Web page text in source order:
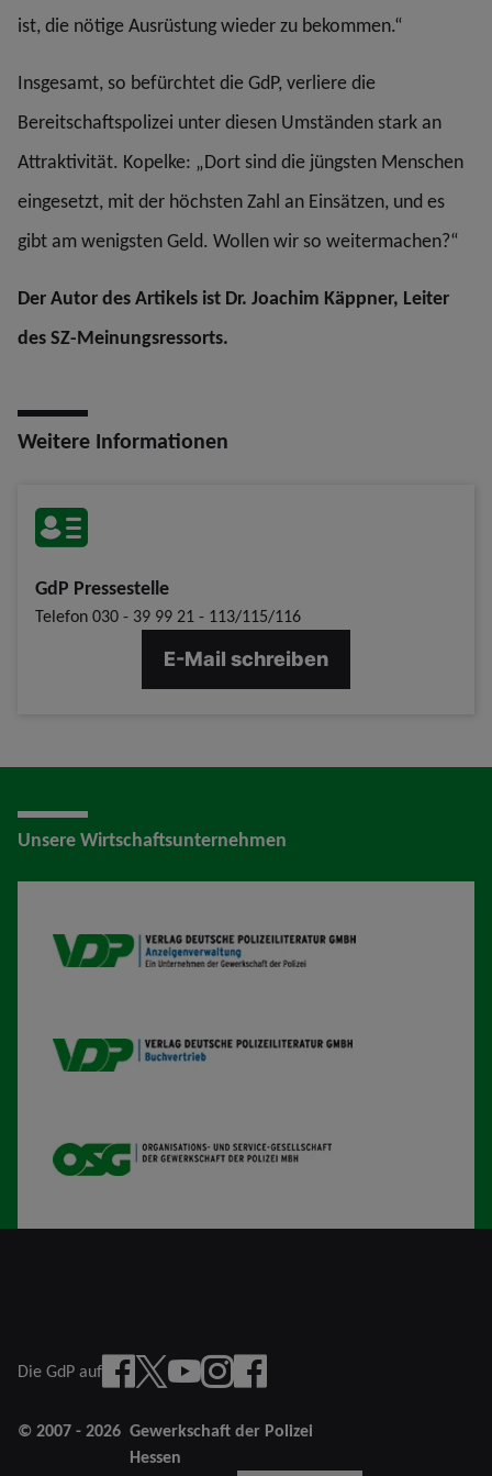
ist, die nötige Ausrüstung wieder zu bekommen.“
Insgesamt, so befürchtet die GdP, verliere die
Bereitschaftspolizei unter diesen Umständen stark an
Attraktivität. Kopelke: „Dort sind die jüngsten Menschen
eingesetzt, mit der höchsten Zahl an Einsätzen, und es
gibt am wenigsten Geld. Wollen wir so weitermachen?“
Der Autor des Artikels ist Dr. Joachim Käppner, Leiter
des SZ-Meinungsressorts.
Weitere Informationen
GdP Pressestelle
Telefon 030 - 39 99 21 - 113/115/116
E-Mail schreiben
Unsere Wirtschaftsunternehmen
VDP AV
VDP B
OSG
Die GdP auf
Facebook
X YouTubeinstagramFacebook Junge Gruppe
© 2007 - 2026 Gewerkschaft der Polizei
Hessen